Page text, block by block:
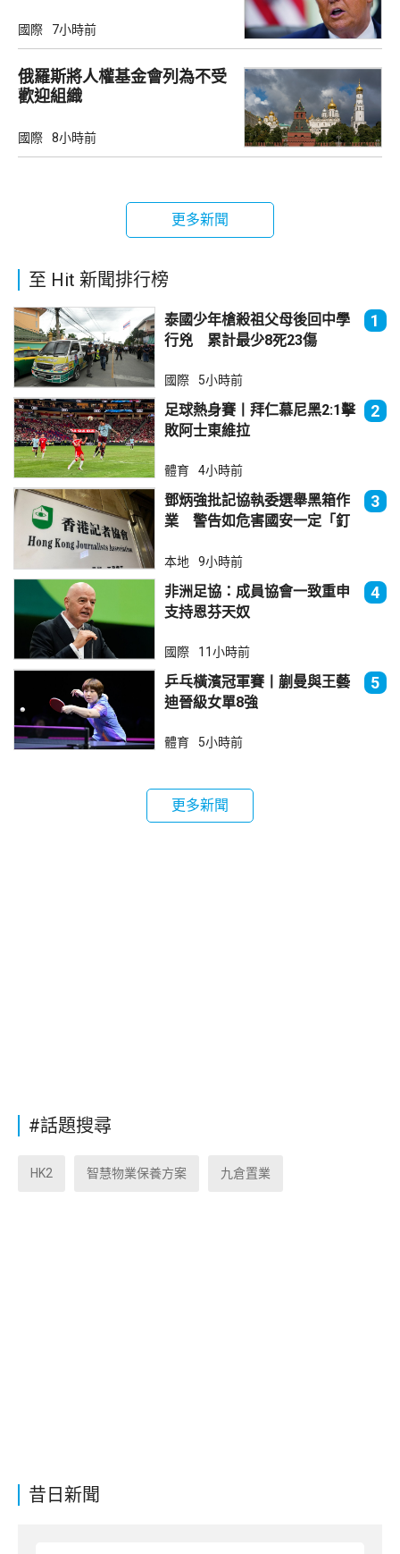
昔日新聞
國際 7小時前
俄羅斯將人權基金會列為不受
歡迎組織
國際 8小時前
更多新聞
至 Hit 新聞排行榜
泰國少年槍殺祖父母後回中學
行兇 累計最少8死23傷
1
國際 5小時前
足球熱身賽丨拜仁慕尼黑2:1擊
敗阿士東維拉
2
體育 4小時前
鄧炳強批記協執委選舉黑箱作
業 警告如危害國安一定「釘
3
本地 9小時前
非洲足協：成員協會一致重申
支持恩芬天奴
4
國際 11小時前
乒乓橫濱冠軍賽丨蒯曼與王藝
迪晉級女單8強
5
體育 5小時前
更多新聞
#話題搜尋
HK2 智慧物業保養方案 九倉置業